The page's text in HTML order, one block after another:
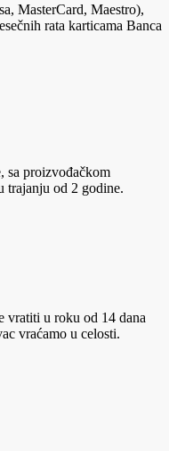
MasterCard, Maestro),
rata karticama Banca
sa proizvođačkom
trajanju od 2 godine.
vratiti u roku od 14 dana
vraćamo u celosti.